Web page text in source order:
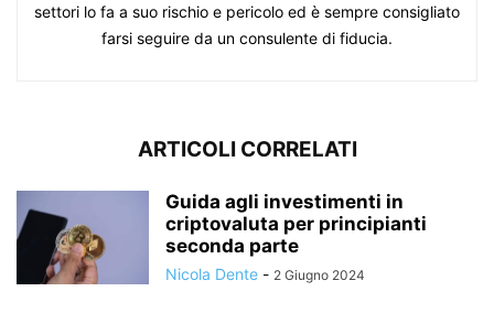
settori lo fa a suo rischio e pericolo ed è sempre consigliato
farsi seguire da un consulente di fiducia.
ARTICOLI CORRELATI
Guida agli investimenti in
criptovaluta per principianti
seconda parte
Nicola Dente - 2 Giugno 2024